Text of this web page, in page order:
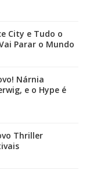
City e Tudo o
Parar o Mundo
Nárnia
e o Hype é
Thriller